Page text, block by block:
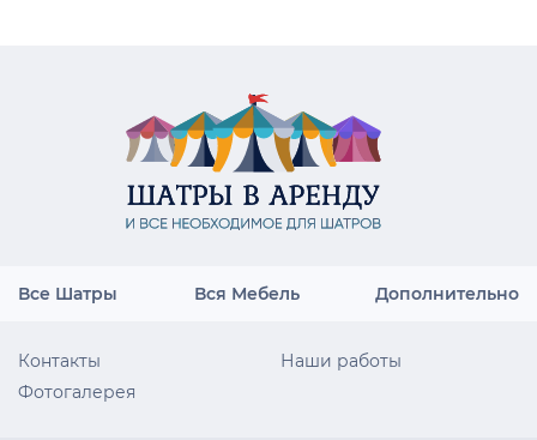
Все Шатры Вся Мебель Дополнительно
Контакты
Наши работы
Фотогалерея